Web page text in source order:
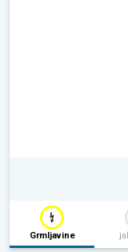
Grmljavine